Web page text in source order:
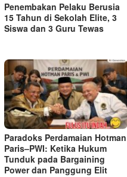
Penembakan Pelaku Berusia
15 Tahun di Sekolah Elite, 3
Siswa dan 3 Guru Tewas
Paradoks Perdamaian Hotman
Paris–PWI: Ketika Hukum
Tunduk pada Bargaining
Power dan Panggung Elit